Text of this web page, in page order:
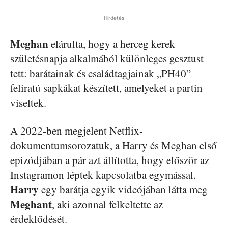
Hirdetés
Meghanelárulta, hogy a herceg kerek
születésnapja alkalmából különleges gesztust
tett: barátainak és családtagjainak „PH40”
feliratú sapkákat készített, amelyeket a partin
viseltek.
A 2022-ben megjelent Netflix-
dokumentumsorozatuk, a Harry és Meghan első
epizódjában a pár azt állította, hogy először az
Instagramon léptek kapcsolatba egymással.
Harry egy barátja egyik videójában látta meg
Meghant, aki azonnal felkeltette az
érdeklődését.